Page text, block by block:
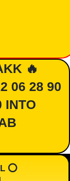
🔥
06 28 90
INTO
⭕️